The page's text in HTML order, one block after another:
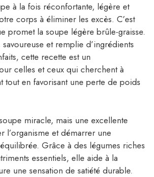
à la fois réconfortante, légère et
corps à éliminer les excès. C’est
promet la soupe légère brûle-graisse.
et remplie d’ingrédients
cette recette est un
celles et ceux qui cherchent à
tout en favorisant une perte de poids
miracle, mais une excellente
l’organisme et démarrer une
Grâce à des légumes riches
essentiels, elle aide à la
une sensation de satiété durable.